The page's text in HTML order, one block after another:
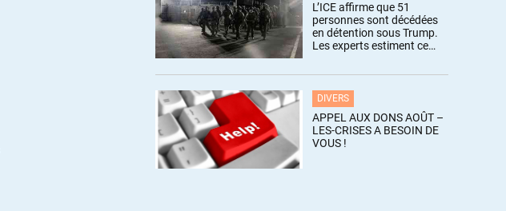
L’ICE affirme que 51
personnes sont décédées
en détention sous Trump.
Les experts estiment ce
DIVERS
APPEL AUX DONS AOÛT –
LES-CRISES A BESOIN DE
VOUS !